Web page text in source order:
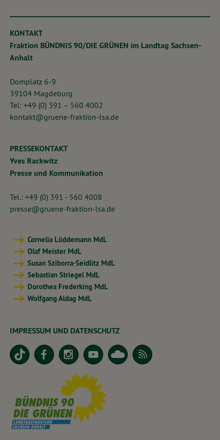
KONTAKT
Fraktion BÜNDNIS 90/DIE GRÜNEN im Landtag Sachsen-
Anhalt
Domplatz 6-9
39104 Magdeburg
Tel: +49 (0) 391 – 560 4002
kontakt@gruene-fraktion-lsa.de
PRESSEKONTAKT
Yves Rackwitz
Presse und Kommunikation
Tel.: +49 (0) 391 - 560 4008
presse@gruene-fraktion-lsa.de
Cornelia Lüddemann MdL
Olaf Meister MdL
Susan Sziborra-Seidlitz MdL
Sebastian Striegel MdL
Dorothea Frederking MdL
Wolfgang Aldag MdL
IMPRESSUM UND DATENSCHUTZ